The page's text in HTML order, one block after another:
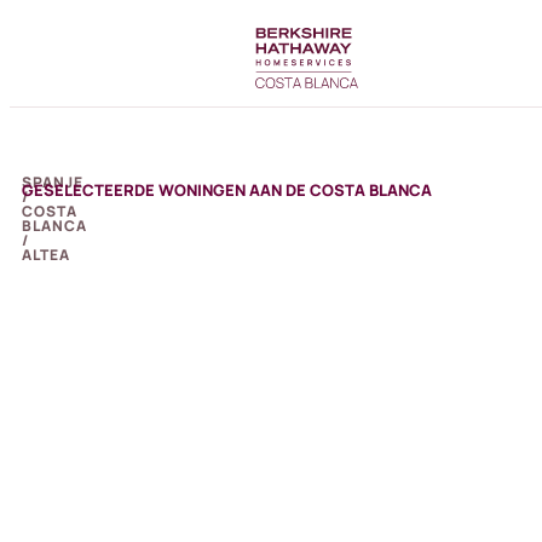
SPANJE
/
COSTA
BLANCA
/
ALTEA
GESELECTEERDE WONINGEN AAN DE COSTA BLANCA